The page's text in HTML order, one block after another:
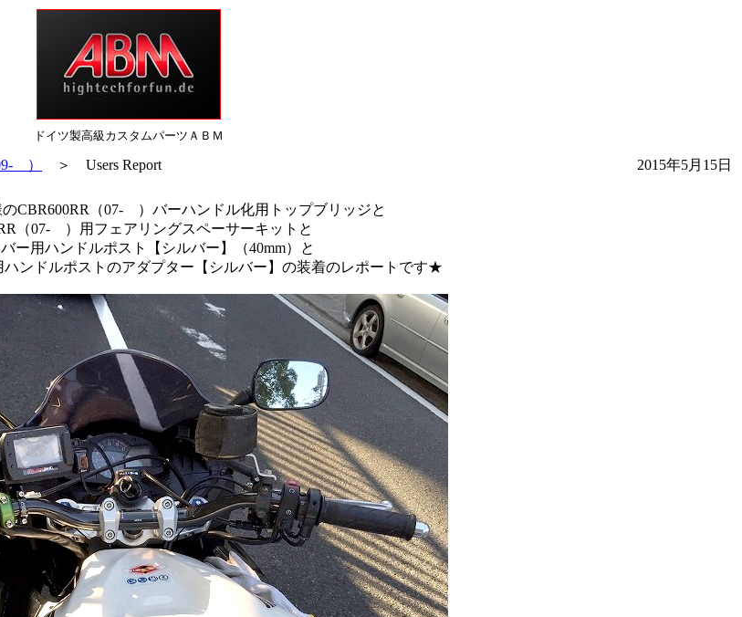
ドイツ製高級カスタムパーツＡＢＭ
） ＞ Users Report 2015年5月15日
CBR600RR（07- ）バーハンドル化用トップブリッジと
（07- ）用フェアリングスペーサーキットと
ー用ハンドルポスト【シルバー】（40mm）と
ハンドルポストのアダプター【シルバー】の装着のレポートです★